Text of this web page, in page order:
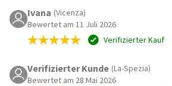
Ivana (Vicenza)
Bewertet am 11 Juli 2026
Verifizierter Kauf
Verifizierter Kunde (La-Spezia)
Bewertet am 28 Mai 2026